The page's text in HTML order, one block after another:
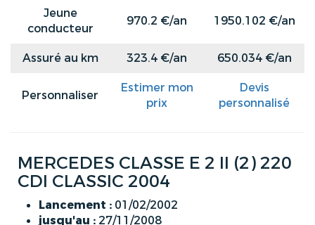
Jeune
conducteur
970.2 €/an 1950.102 €/an
Assuré au km 323.4 €/an 650.034 €/an
Personnaliser
Estimer mon
prix
Devis
personnalisé
MERCEDES CLASSE E 2 II (2) 220
CDI CLASSIC 2004
Lancement : 01/02/2002
jusqu'au : 27/11/2008